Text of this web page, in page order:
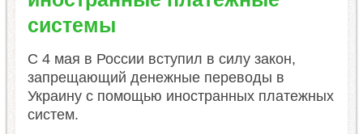
системы
С 4 мая в России вступил в силу закон,
запрещающий денежные переводы в
Украину с помощью иностранных платежных
систем.